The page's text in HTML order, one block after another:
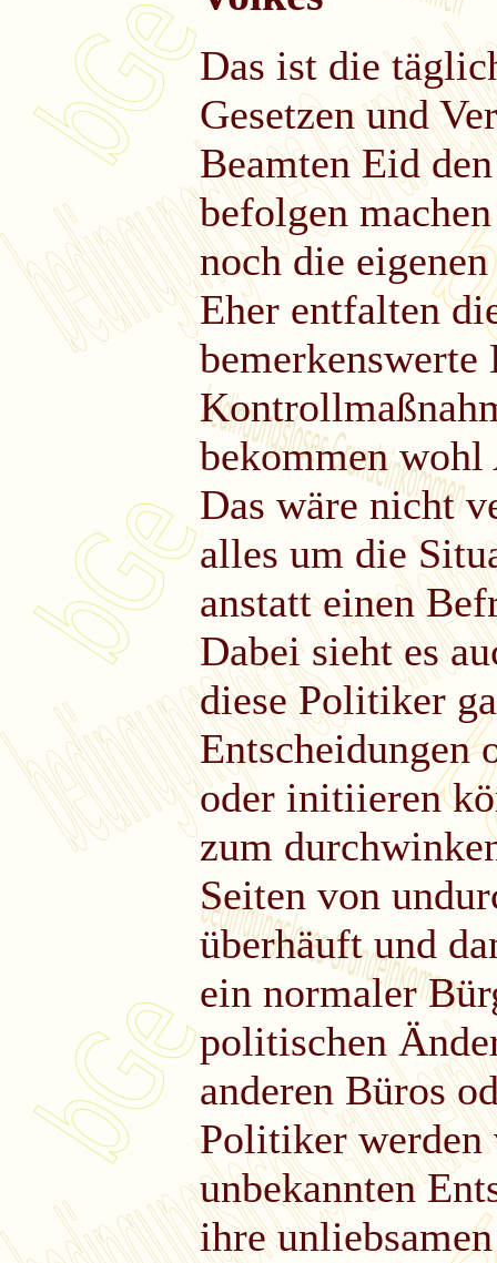
Das ist die
Gesetzen und
Beamten Eid
befolgen
noch die
Eher entfalten
bekommen
Das wäre nicht
alles um die
anstatt einen
Dabei sieht es
diese Politiker
Entscheidungen
oder initiieren
zum
Seiten von
überhäuft und
ein normaler
politischen
anderen Büros
Politiker werden
unbekannten
ihre